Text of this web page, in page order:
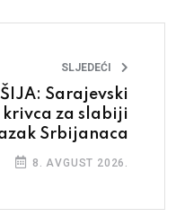
SLJEDEĆI
Sarajevski
za slabiji
Srbijanaca
8. AVGUST 2026.